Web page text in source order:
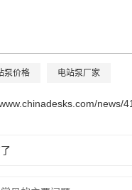
泵价格 电站泵厂家
news/